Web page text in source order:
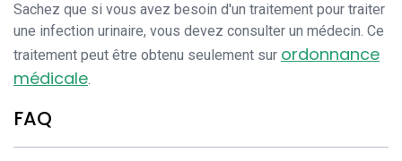
Sachez que si vous avez besoin d'un traitement pour traiter
une infection urinaire, vous devez consulter un médecin. Ce
traitement peut être obtenu seulement sur ordonnance
médicale.
FAQ